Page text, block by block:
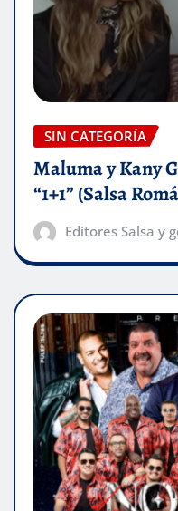
SIN CATEGORÍA
Maluma y Kany
“1+1” (Salsa
Editores Salsa y